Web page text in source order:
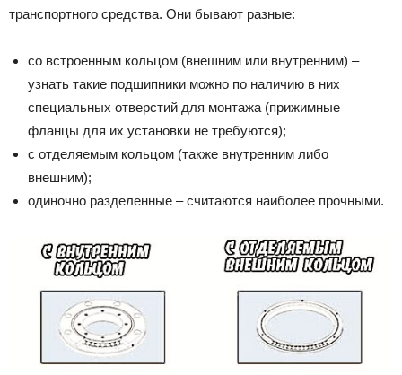
транспортного средства. Они бывают разные:
со встроенным кольцом (внешним или внутренним) –
узнать такие подшипники можно по наличию в них
специальных отверстий для монтажа (прижимные
фланцы для их установки не требуются);
с отделяемым кольцом (также внутренним либо
внешним);
одиночно разделенные – считаются наиболее прочными.